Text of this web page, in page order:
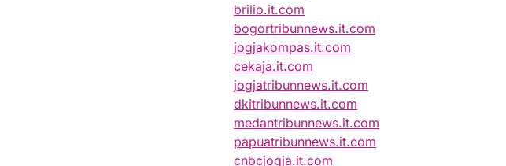
brilio.it.com
bogortribunnews.it.com
jogjakompas.it.com
cekaja.it.com
jogjatribunnews.it.com
dkitribunnews.it.com
medantribunnews.it.com
papuatribunnews.it.com
cnbcjogja.it.com